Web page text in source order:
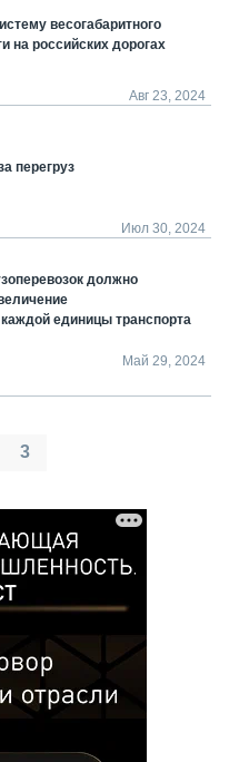
весогабаритного
на российских дорогах
Авг 23, 2024
перегруз
Июл 30, 2024
должно
единицы транспорта
Май 29, 2024
3